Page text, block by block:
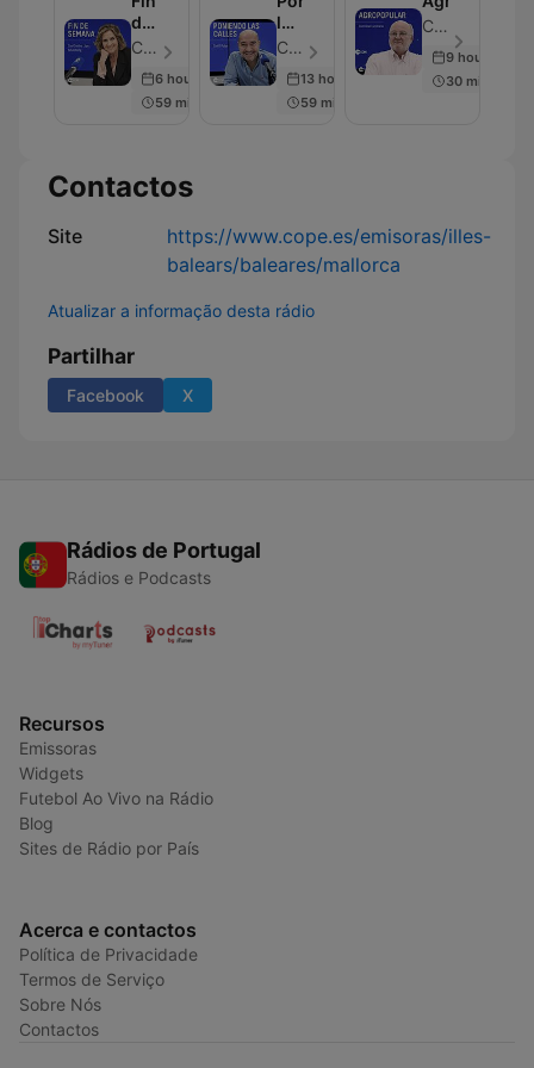
de
Semana
COPE - Episódio 24
6 hours ago
59 min
las
Calles
COPE - Episódio 45
13 hours ago
59 min
COPE - Episódio 21
9 hours ago
30 min
Contactos
Site
https://www.cope.es/emisoras/illes-
balears/baleares/mallorca
Atualizar a informação desta rádio
Partilhar
Facebook X
Rádios de Portugal
Rádios e Podcasts
Recursos
Emissoras
Widgets
Futebol Ao Vivo na Rádio
Blog
Sites de Rádio por País
Acerca e contactos
Política de Privacidade
Termos de Serviço
Sobre Nós
Contactos